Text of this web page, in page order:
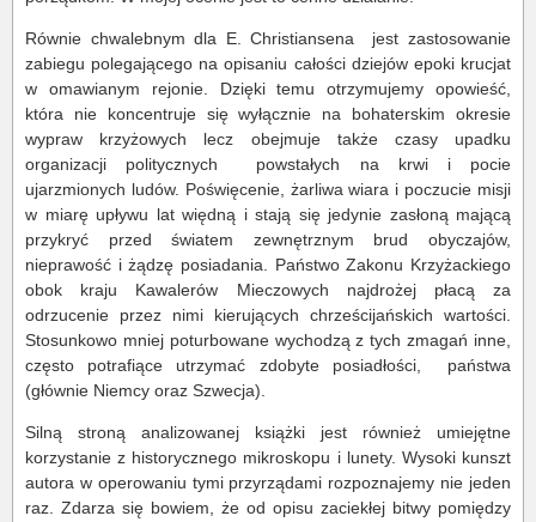
Równie chwalebnym dla E. Christiansena jest zastosowanie
zabiegu polegającego na opisaniu całości dziejów epoki krucjat
w omawianym rejonie. Dzięki temu otrzymujemy opowieść,
która nie koncentruje się wyłącznie na bohaterskim okresie
wypraw krzyżowych lecz obejmuje także czasy upadku
organizacji politycznych powstałych na krwi i pocie
ujarzmionych ludów. Poświęcenie, żarliwa wiara i poczucie misji
w miarę upływu lat więdną i stają się jedynie zasłoną mającą
przykryć przed światem zewnętrznym brud obyczajów,
nieprawość i żądzę posiadania. Państwo Zakonu Krzyżackiego
obok kraju Kawalerów Mieczowych najdrożej płacą za
odrzucenie przez nimi kierujących chrześcijańskich wartości.
Stosunkowo mniej poturbowane wychodzą z tych zmagań inne,
często potrafiące utrzymać zdobyte posiadłości, państwa
(głównie Niemcy oraz Szwecja).
Silną stroną analizowanej książki jest również umiejętne
korzystanie z historycznego mikroskopu i lunety. Wysoki kunszt
autora w operowaniu tymi przyrządami rozpoznajemy nie jeden
raz. Zdarza się bowiem, że od opisu zaciekłej bitwy pomiędzy